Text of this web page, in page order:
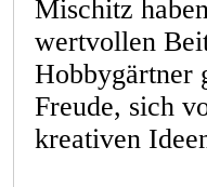
Mischitz
wertvollen
Hobbygärtner
Freude, sich
kreativen